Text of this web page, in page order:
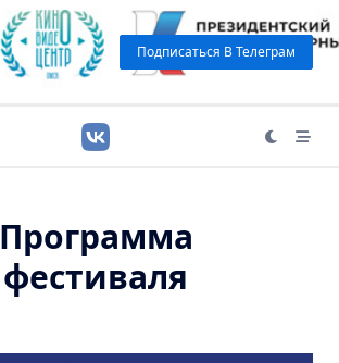
Подписаться В Телеграм
Программа
фестиваля